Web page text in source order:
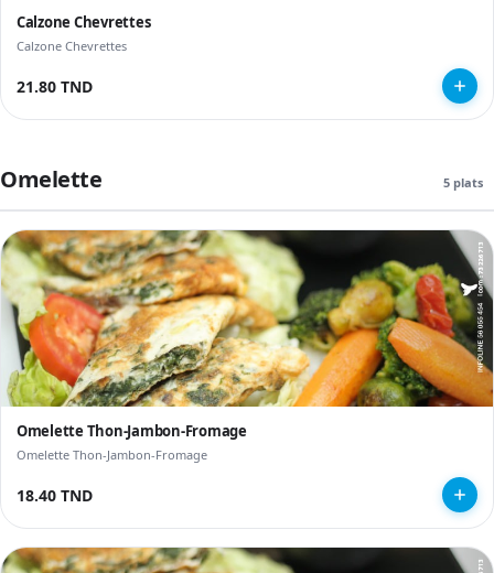
Calzone Chevrettes
Calzone Chevrettes
21.80 TND
Omelette 5 plats
Omelette Thon-Jambon-Fromage
Omelette Thon-Jambon-Fromage
18.40 TND